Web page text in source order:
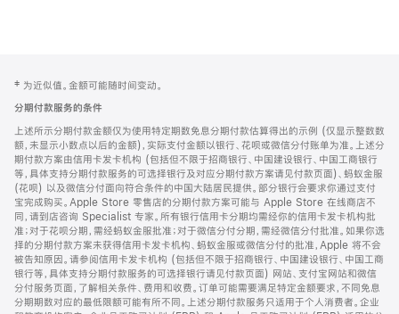
页
页
脚
注
‡ 为近似值。金额可能随时间变动。
分期付款服务的条件
上述所示分期付款金额仅为使用特定期数免息分期付款估算得出的示例 (仅显示整数数
额，未显示小数点以后的金额)，实际支付金额以银行、花呗或微信分付账单为准。上述分
期付款方案由信用卡发卡机构 (包括但不限于招商银行、中国建设银行、中国工商银行
等，具体支持分期付款服务的可选择银行及对应分期付款方案请见付款页面)、蚂蚁金服
(花呗) 以及微信分付面向符合条件的中国大陆居民提供。部分银行会要求你通过支付
宝完成购买。Apple Store 零售店的分期付款方案可能与 Apple Store 在线商店不
同，请到店咨询 Specialist 专家。所有银行信用卡分期均需经你的信用卡发卡机构批
准；对于花呗分期，需经蚂蚁金服批准；对于微信分付分期，需经微信分付批准。如果你选
择的分期付款方案未获得信用卡发卡机构、蚂蚁金服或微信分付的批准，Apple 将不会
被告知原因。请参阅信用卡发卡机构 (包括但不限于招商银行、中国建设银行、中国工商
银行等，具体支持分期付款服务的可选择银行请见付款页面) 网站、支付宝网站和微信
分付服务页面，了解相关条件、费用和收费。订单可能需要满足特定金额要求，不同免息
分期期数对应的最低限额可能有所不同。上述分期付款服务只适用于个人消费者。企业